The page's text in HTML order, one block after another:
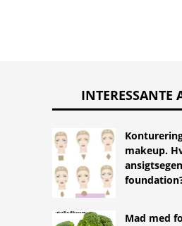
INTERESSANTE
makeup.
Mad med